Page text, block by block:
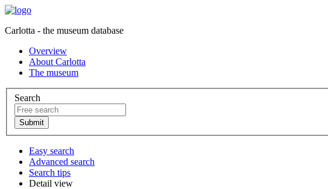
Carlotta - the museum database
Overview
About Carlotta
The museum
Search
Easy search
Advanced search
Search tips
Detail view